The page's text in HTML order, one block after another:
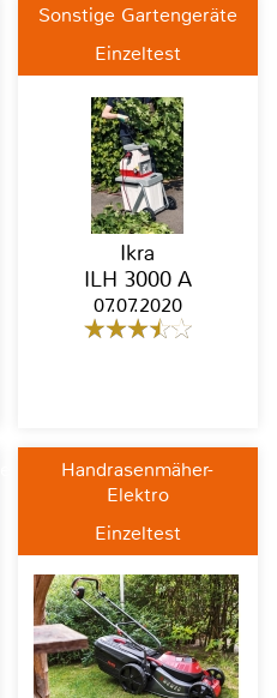
Sonstige Gartengeräte
Einzeltest
Ikra
ILH 3000 A
07.07.2020
Handrasenmäher-
Elektro
Einzeltest